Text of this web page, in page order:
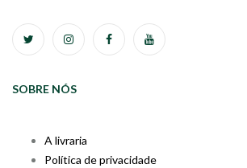
SOBRE NÓS
A livraria
Política de privacidade